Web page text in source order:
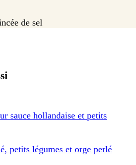
de sel
sauce hollandaise et petits
petits légumes et orge perlé